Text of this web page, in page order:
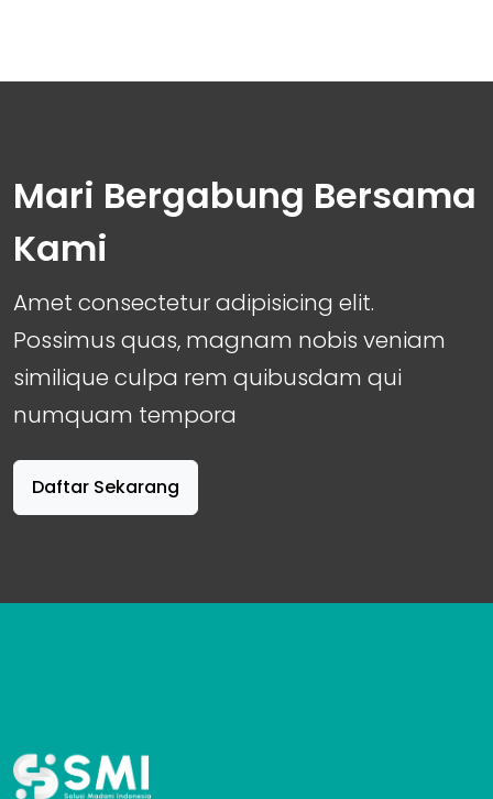
Mari Bergabung Bersama
Kami
Amet consectetur adipisicing elit.
Possimus quas, magnam nobis veniam
similique culpa rem quibusdam qui
numquam tempora
Daftar Sekarang